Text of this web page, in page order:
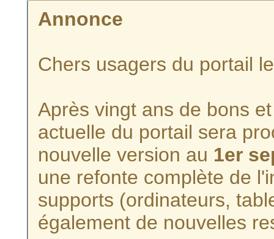
Annonce
Chers usagers du portail
Après vingt ans de bons
actuelle du portail sera
nouvelle version au 1er
une refonte complète de
supports (ordinateurs,
également de nouvelles